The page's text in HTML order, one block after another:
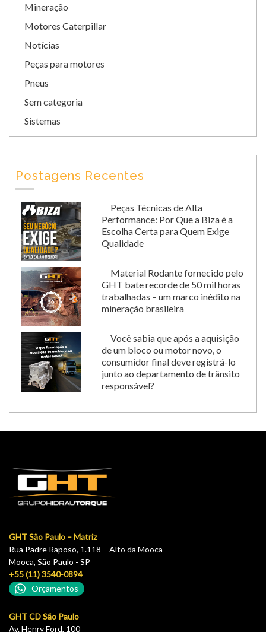
Mineração
Motores Caterpillar
Notícias
Peças para motores
Pneus
Sem categoria
Sistemas
Postagens Recentes
Peças Técnicas de Alta
Performance: Por Que a Biza é a
Escolha Certa para Quem Exige
Qualidade
Material Rodante fornecido pelo
GHT bate recorde de 50 mil horas
trabalhadas – um marco inédito na
mineração brasileira
Você sabia que após a aquisição
de um bloco ou motor novo, o
consumidor final deve registrá-lo
junto ao departamento de trânsito
responsável?
GHT São Paulo – Matriz
Rua Padre Raposo, 1.118 – Alto da Mooca
Mooca, São Paulo - SP
+55 (11) 3540-0894
Orçamentos
GHT CD São Paulo
Av. Henry Ford, 100